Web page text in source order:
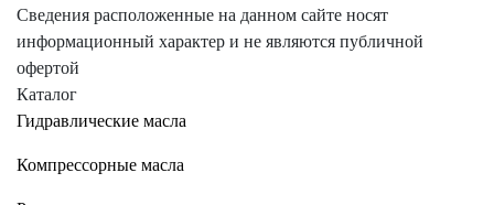
Сведения расположенные на данном сайте носят
информационный характер и не являются публичной
офертой
Каталог
Гидравлические масла
Компрессорные масла